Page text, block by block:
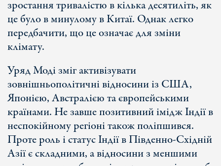
зростання тривалістю в кілька десятиліть, як
це було в минулому в Китаї. Однак легко
передбачити, що це означає для зміни
клімату.
Уряд Моді зміг активізувати
зовнішньополітичні відносини із США,
Японією, Австралією та європейськими
країнами. Не завше позитивний імідж Індії в
неспокійному регіоні також поліпшився.
Проте роль і статус Індії в Південно-Східній
Азії є складними, а відносини з меншими